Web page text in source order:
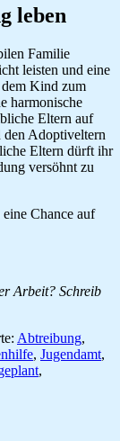
leben
Familie
leisten und eine
dem Kind zum
harmonische
Eltern auf
den Adoptiveltern
Eltern dürft ihr
versöhnt zu
Chance auf
Arbeit? Schreib
Abtreibung,
, Jugendamt,
,